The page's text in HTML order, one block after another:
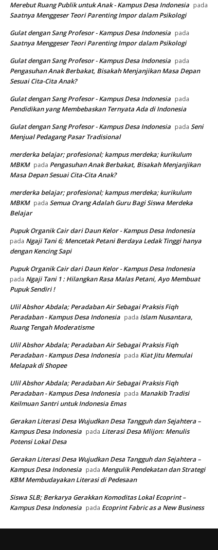
Merebut Ruang Publik untuk Anak - Kampus Desa Indonesia pada
Saatnya Menggeser Teori Parenting Impor dalam Psikologi
Gulat dengan Sang Profesor - Kampus Desa Indonesia pada
Saatnya Menggeser Teori Parenting Impor dalam Psikologi
Gulat dengan Sang Profesor - Kampus Desa Indonesia pada
Pengasuhan Anak Berbakat, Bisakah Menjanjikan Masa Depan
Sesuai Cita-Cita Anak?
Gulat dengan Sang Profesor - Kampus Desa Indonesia pada
Pendidikan yang Membebaskan Ternyata Ada di Indonesia
Gulat dengan Sang Profesor - Kampus Desa Indonesia pada Seni
Menjual Pedagang Pasar Tradisional
merderka belajar; profesional; kampus merdeka; kurikulum
MBKM pada Pengasuhan Anak Berbakat, Bisakah Menjanjikan
Masa Depan Sesuai Cita-Cita Anak?
merderka belajar; profesional; kampus merdeka; kurikulum
MBKM pada Semua Orang Adalah Guru Bagi Siswa Merdeka
Belajar
Pupuk Organik Cair dari Daun Kelor - Kampus Desa Indonesia
pada Ngaji Tani 6; Mencetak Petani Berdaya Ledak Tinggi hanya
dengan Kencing Sapi
Pupuk Organik Cair dari Daun Kelor - Kampus Desa Indonesia
pada Ngaji Tani 1 : Hilangkan Rasa Malas Petani, Ayo Membuat
Pupuk Sendiri !
Ulil Abshor Abdala; Peradaban Air Sebagai Praksis Fiqh
Peradaban - Kampus Desa Indonesia pada Islam Nusantara,
Ruang Tengah Moderatisme
Ulil Abshor Abdala; Peradaban Air Sebagai Praksis Fiqh
Peradaban - Kampus Desa Indonesia pada Kiat Jitu Memulai
Melapak di Shopee
Ulil Abshor Abdala; Peradaban Air Sebagai Praksis Fiqh
Peradaban - Kampus Desa Indonesia pada Manakib Tradisi
Keilmuan Santri untuk Indonesia Emas
Gerakan Literasi Desa Wujudkan Desa Tangguh dan Sejahtera –
Kampus Desa Indonesia pada Literasi Desa Mlijon: Menulis
Potensi Lokal Desa
Gerakan Literasi Desa Wujudkan Desa Tangguh dan Sejahtera –
Kampus Desa Indonesia pada Mengulik Pendekatan dan Strategi
KBM Membudayakan Literasi di Pedesaan
Siswa SLB; Berkarya Gerakkan Komoditas Lokal Ecoprint –
Kampus Desa Indonesia pada Ecoprint Fabric as a New Business